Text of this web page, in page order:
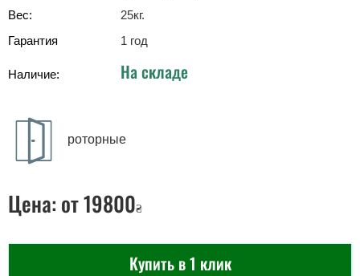
Вес:
25кг.
Гарантия
1 год
Наличие: На складе
роторные
Цена: от 19800₴
Купить в 1 клик